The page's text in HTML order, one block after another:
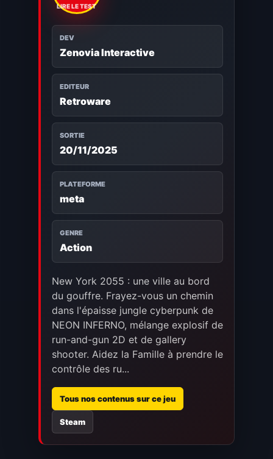
LIRE LE TEST
DEV
Zenovia Interactive
EDITEUR
Retroware
SORTIE
20/11/2025
PLATEFORME
meta
GENRE
Action
New York 2055 : une ville au bord
du gouffre. Frayez-vous un chemin
dans l'épaisse jungle cyberpunk de
NEON INFERNO, mélange explosif de
run-and-gun 2D et de gallery
shooter. Aidez la Famille à prendre le
contrôle des ru...
Tous nos contenus sur ce jeu
Steam